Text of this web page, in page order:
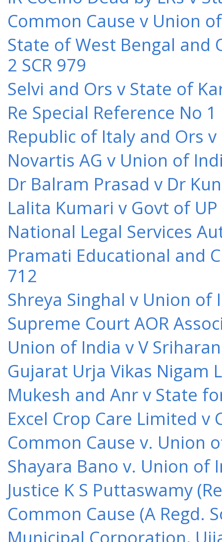
Common Cause v Union
State of West Bengal
2 SCR 979
Selvi and Ors v State of
Re Special Reference No
Republic of Italy and Ors
Novartis AG v Union of
Dr Balram Prasad v Dr
Lalita Kumari v Govt of
National Legal Services
Pramati Educational and
712
Shreya Singhal v Union of
Supreme Court AOR
Union of India v V
Gujarat Urja Vikas Nigam
Mukesh and Anr v State
Excel Crop Care Limited
Common Cause v. Union
Shayara Bano v. Union of
Justice K S Puttaswamy
Common Cause (A Regd.
Municipal Corporation,